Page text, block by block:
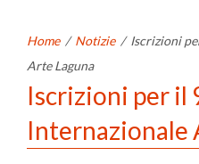
Home / Notizie / Iscrizioni
Arte Laguna
Iscrizioni per il
Internazionale